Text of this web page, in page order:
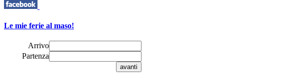
Le mie ferie al maso!
Arrivo
Partenza